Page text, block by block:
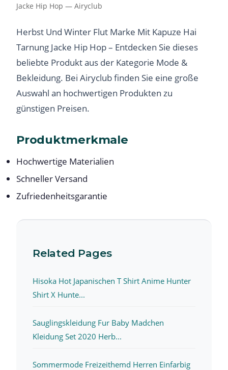
Jacke Hip Hop — Airyclub
Herbst Und Winter Flut Marke Mit Kapuze Hai
Tarnung Jacke Hip Hop – Entdecken Sie dieses
beliebte Produkt aus der Kategorie Mode &
Bekleidung. Bei Airyclub finden Sie eine große
Auswahl an hochwertigen Produkten zu
günstigen Preisen.
Produktmerkmale
Hochwertige Materialien
Schneller Versand
Zufriedenheitsgarantie
Related Pages
Hisoka Hot Japanischen T Shirt Anime Hunter
Shirt X Hunte...
Sauglingskleidung Fur Baby Madchen
Kleidung Set 2020 Herb...
Sommermode Freizeithemd Herren Einfarbig